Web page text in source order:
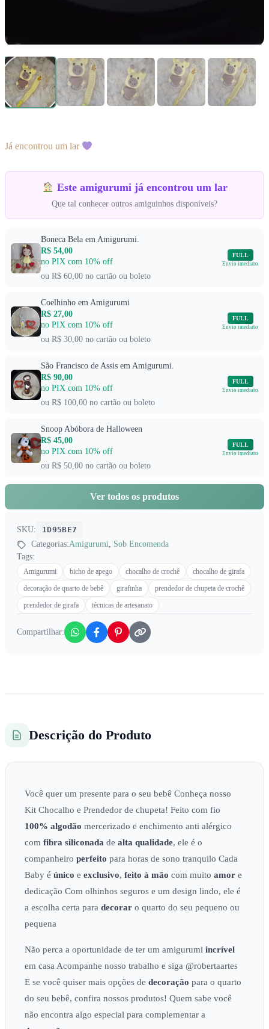
Já encontrou um lar
Este amigurumi já encontrou um lar
Que tal conhecer outros amiguinhos disponíveis?
Boneca Bela em Amigurumi.
R$ 54,00
no PIX com 10% off
ou R$ 60,00 no cartão ou boleto
FULL
Envio imediato
Coelhinho em Amigurumi
R$ 27,00
no PIX com 10% off
ou R$ 30,00 no cartão ou boleto
FULL
Envio imediato
São Francisco de Assis em Amigurumi.
R$ 90,00
no PIX com 10% off
ou R$ 100,00 no cartão ou boleto
FULL
Envio imediato
Snoop Abóbora de Halloween
R$ 45,00
no PIX com 10% off
ou R$ 50,00 no cartão ou boleto
FULL
Envio imediato
Ver todos os produtos
SKU:
1D95BE7
Categorias:Amigurumi, Sob Encomenda
Tags:
Amigurumi bicho de apego chocalho de crochê
chocalho de girafa
decoração de quarto de bebê
girafinha
prendedor de chupeta de crochê
prendedor de girafa
técnicas de artesanato
Compartilhar:
Descrição do Produto
Você quer um presente para o seu bebê Conheça nosso
Kit Chocalho e Prendedor de chupeta! Feito com fio
100% algodão mercerizado e enchimento anti alérgico
com fibra siliconada de alta qualidade, ele é o
companheiro perfeito para horas de sono tranquilo Cada
Baby é único e exclusivo, feito à mão com muito amor e
dedicação Com olhinhos seguros e um design lindo, ele é
a escolha certa para decorar o quarto do seu pequeno ou
pequena
Não perca a oportunidade de ter um amigurumi incrível
em casa Acompanhe nosso trabalho e siga @robertaartes
E se você quiser mais opções de decoração para o quarto
do seu bebê, confira nossos produtos! Quem sabe você
não encontra algo especial para complementar a